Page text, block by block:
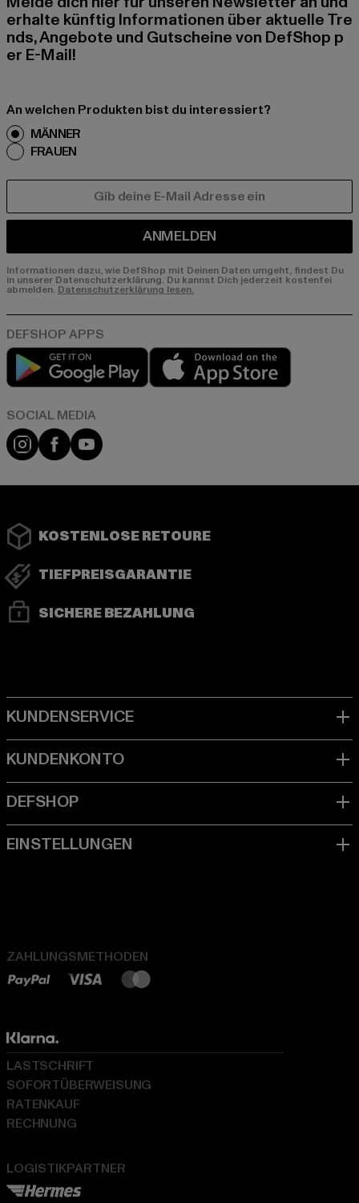
erhalte künftig Informationen über aktuelle Tre
nds, Angebote und Gutscheine von DefShop p
er E-Mail!
An welchen Produkten bist du interessiert?
MÄNNER
FRAUEN
ANMELDEN
Informationen dazu, wie DefShop mit Deinen Daten umgeht, findest Du
in unserer Datenschutzerklärung. Du kannst Dich jederzeit kostenfei
abmelden. Datenschutzerklärung lesen.
Play market
Instagram
FacebookYouTube
KOSTENLOSE RETOURE
TIEFPREISGARANTIE
SICHERE BEZAHLUNG
ZAHLUNGSMETHODEN
LOGISTIKPARTNER
LASTSCHRIFT
SOFORTÜBERWEISUNG
RATENKAUF
RECHNUNG